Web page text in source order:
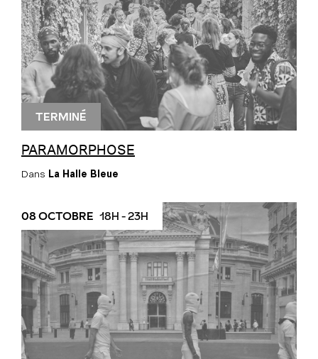
TERMINÉ
PARAMORPHOSE
Dans La Halle Bleue
08 OCTOBRE 18H - 23H